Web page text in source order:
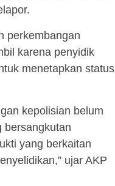
perkembangan
karena penyidik
menetapkan status
kepolisian belum
bersangkutan
yang berkaitan
ujar AKP